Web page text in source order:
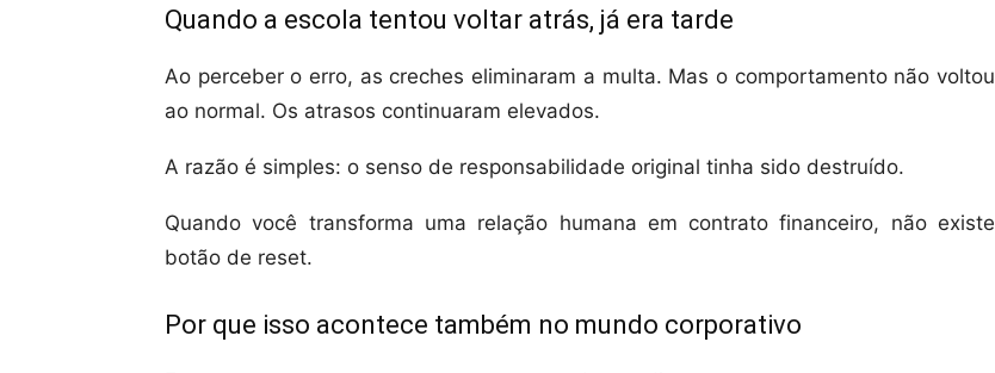
Quando a escola tentou voltar atrás, já era tarde
Ao perceber o erro, as creches eliminaram a multa. Mas o comportamento não voltou
ao normal. Os atrasos continuaram elevados.
A razão é simples: o senso de responsabilidade original tinha sido destruído.
Quando você transforma uma relação humana em contrato financeiro, não existe
botão de reset.
Por que isso acontece também no mundo corporativo